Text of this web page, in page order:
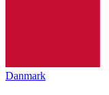
Danmark